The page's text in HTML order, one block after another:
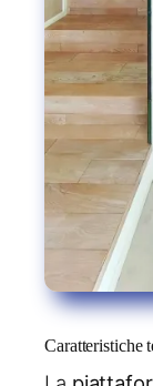
Caratteristiche